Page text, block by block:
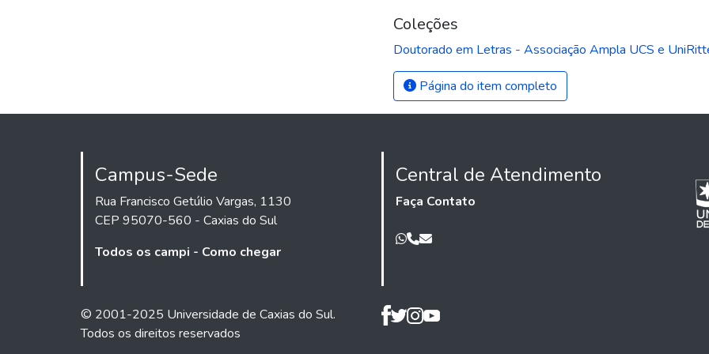
Coleções
Doutorado em Letras - Associação Ampla UCS e
Página do item completo
Campus-Sede
Rua Francisco Getúlio Vargas, 1130
CEP 95070-560 - Caxias do Sul
Todos os campi - Como chegar
Central de Atendimento
Faça Contato
© 2001-2025 Universidade de Caxias do Sul.
Todos os direitos reservados